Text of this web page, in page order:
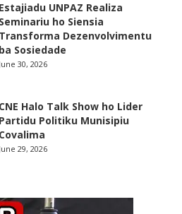
Estajiadu UNPAZ Realiza
Seminariu ho Siensia
Transforma Dezenvolvimentu
ba Sosiedade
June 30, 2026
CNE Halo Talk Show ho Lider
Partidu Politiku Munisipiu
Covalima
June 29, 2026